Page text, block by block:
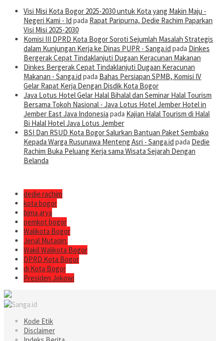
Visi Misi Kota Bogor 2025-2030 untuk Kota yang Makin Maju -
Negeri Kami - Id pada Rapat Paripurna, Dedie Rachim Paparkan
Visi Misi 2025-2030
Komisi III DPRD Kota Bogor Soroti Sejumlah Masalah Strategis
dalam Kunjungan Kerja ke Dinas PUPR - Sanga.id pada Dinkes
Bergerak Cepat Tindaklanjuti Dugaan Keracunan Makanan
Dinkes Bergerak Cepat Tindaklanjuti Dugaan Keracunan
Makanan - Sanga.id pada Bahas Persiapan SPMB, Komisi IV
Gelar Rapat Kerja Dengan Disdik Kota Bogor
Java Lotus Hotel Gelar Halal Bihalal dan Seminar Halal Tourism
Bersama Tokoh Nasional - Java Lotus Hotel Jember Hotel in
Jember East Java Indonesia pada Kajian Halal Tourism di Halal
Bi Halal Hotel Java Lotus Jember
BSI Dan RSUD Kota Bogor Salurkan Bantuan Paket Sembako
Kepada Warga Rusunawa Menteng Asri - Sanga.id pada Dedie
Rachim Buka Peluang Kerja sama Wisata Sejarah Dengan
Belanda
dedie rachim
kota bogor
bima arya
pemkot bogor
Walikota Bogor
Jenal Mutaqin:
Wakil Walikota Bogor
DPRD Kota Bogor
di Kota Bogor
Presiden Jokowi
Kode Etik
Disclaimer